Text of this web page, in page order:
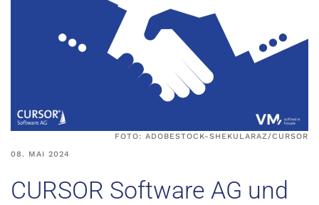
FOTO: ADOBESTOCK-SHEKULARAZ/CURSOR
08. MAI 2024
CURSOR Software AG und